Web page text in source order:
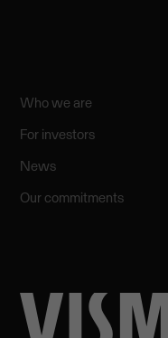
Who we are
For investors
News
Our commitments